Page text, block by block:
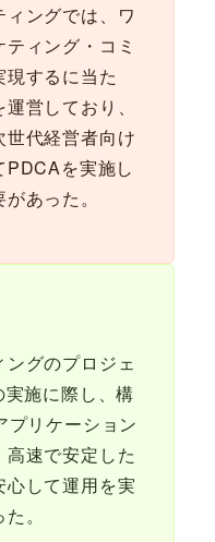
ングでは、ワ
ィング・コミ
現するに当た
営しており、
代経営者向け
PDCAを実施し
あった。
グのプロジェ
施に際し、構
プリケーション
高速で安定した
心して運用を実
。